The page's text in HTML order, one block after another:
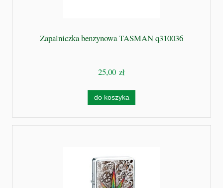
Zapalniczka benzynowa TASMAN q310036
25,00 zł
do koszyka